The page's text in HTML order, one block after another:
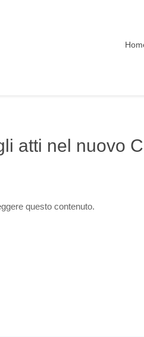
atti nel nuovo
questo contenuto.